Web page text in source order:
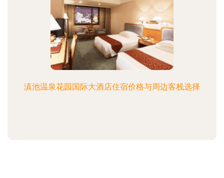
滇池温泉花园国际大酒店住宿价格与周边客栈选择